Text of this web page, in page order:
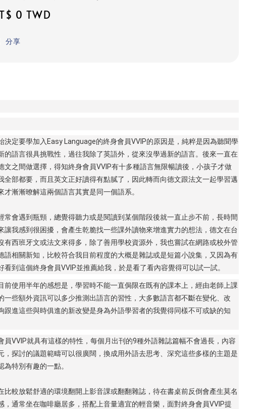
0 TWD
分享
決定要學加入Easy Language的終身會員VVIP的原因是，純粹是因為聽聞學
的語言很具挑戰性，過往我除了英語外，從來沒學過新的語言。後來一直在
文之間做選擇，得知終身會員VVIP有十多種語言無限暢讀後，小孩子才做
全部都要，而且英文正好讀得有點膩了，因此轉而向德文跟法文一起學習邁
才漸漸暸解這兩個語言其實是同一個語系。
常會遇到瓶頸，總覺得聽力或是閱讀到某個階段後就一直止步不前，長時間
讓我感到很困擾，會產生乾脆找一些課外讀物來增進實力的想法，德文在台
有西班牙文或法文來得多，除了善用學校資源外，我也嘗試在網路或校外管
語相關新知，比較符合我目前程度的大概是雜誌或是短篇小說集，又因為有
看到這個終身會員VVIP並推薦給我，於是看了看內容覺得可以試一試。
前使用半年的感想是，學習時不能一直侷限在既有的課本上，經由老師上課
一些額外資訊可以多少推測出語言的習性，大多數語言都不斷在變化、改
跟進這些與時俱進的新改變是身為外語學習者的我覺得同樣不可或缺的知
員VVIP就具有這樣的特性，每個月出刊的9種外語雜誌篇幅不會過長，內容
，探討的議題範疇可以很廣闊，換成用外語去思考、深究這些多樣的主題是
為特別有趣的一點。
比較放鬆舒適的環境翻開上影音課或翻翻雜誌，待在書桌前反倒會產生莫名
，通常坐在咖啡廳居多，搭配上音量適宜的輕音樂，面對終身會員VVIP提